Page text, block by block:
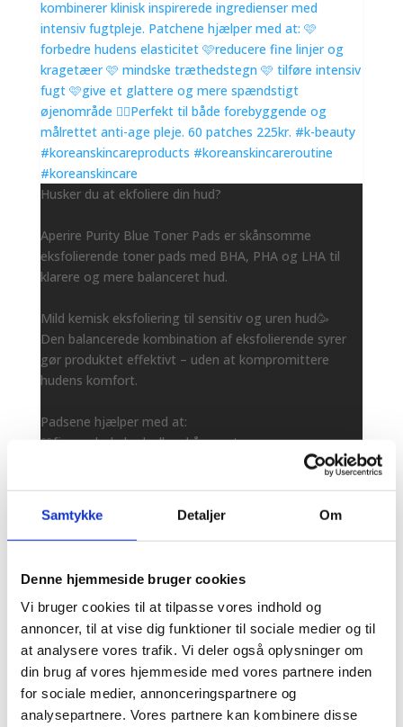
Samtykke Detaljer Om
Denne hjemmeside bruger cookies
Vi bruger cookies til at tilpasse vores indhold og
annoncer, til at vise dig funktioner til sociale medier og til
at analysere vores trafik. Vi deler også oplysninger om
din brug af vores hjemmeside med vores partnere inden
for sociale medier, annonceringspartnere og
analysepartnere. Vores partnere kan kombinere disse
Husker du at ekfoliere din hud?
Aperire Purity Blue Toner Pads er skånsomme
eksfolierende toner pads med BHA, PHA og LHA til
klarere og mere balanceret hud.
Mild kemisk eksfoliering til sensitiv og uren hud🥳
Den balancerede kombination af eksfolierende syrer
gør produktet effektivt – uden at kompromittere
hudens komfort.
Padsene hjælper med at:
🩵fjerne døde hudceller skånsomt
🩵reducere overskydende talg
🩵give huden en klarere og friskere udstråling
kan være for kraftige.
Æske med 70 pads koster 149kr.
#k-beauty #koreanskincareproducts
#koreanskincareroutine #koreanskincare